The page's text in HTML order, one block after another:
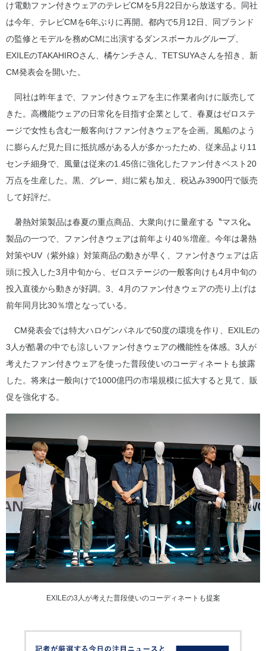
け電動ファン付きウェアのテレビCMを5月22日から放送する。同社
は今年、テレビCMを6年ぶりに再開。都内で5月12日、同ブランド
の監修とモデルを務めCMに出演するダンスボーカルグループ、
EXILEのTAKAHIROさん、橘ケンチさん、TETSUYAさんを招き、新
CM発表会を開いた。
同社は昨年まで、ファン付きウェアを主に作業者向けに販売して
きた。高機能ウェアの日常化を目指す企業として、春夏はゼロステ
ージで女性も含む一般客向けファン付きウェアを企画。風船のよう
に膨らんだ見た目に抵抗感がある人が多かったため、従来品より11
センチ細身で、風量は従来の1.45倍に強化したファン付きベスト20
万点を生産した。黒、グレー、紺に紫も加え、税込み3900円で販売
して好評だ。
暑熱対策製品は春夏の重点商品、大衆向けに量産する〝マス化〟
製品の一つで、ファン付きウェアは前年より40％増産。今年は暑熱
対策やUV（紫外線）対策商品の動きが早く、ファン付きウェアは店
頭に投入した3月中旬から、ゼロステージの一般客向けも4月中旬の
投入直後から動きが好調。3、4月のファン付きウェアの売り上げは
前年同月比30％増となっている。
CM発表会では特大ハロゲンパネルで50度の環境を作り、EXILEの
3人が酷暑の中でも涼しいファン付きウェアの機能性を体感。3人が
考えたファン付きウェアを使った普段使いのコーディネートも披露
した。将来は一般向けで1000億円の市場規模に拡大すると見て、販
促を強化する。
EXILEの3人が考えた普段使いのコーディネートも提案